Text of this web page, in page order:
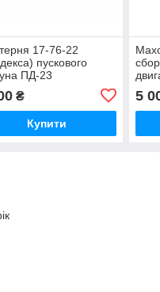
17-76-22
пускового
ПД-23
₴
Купити
Д-
Т-
5